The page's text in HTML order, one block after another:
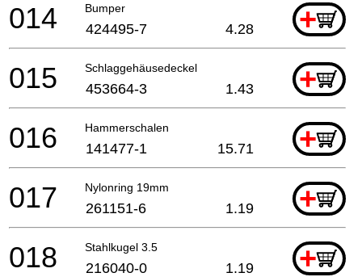
Bumper +
014 424495-7 4.28
Schlaggehäusedeckel +
015 453664-3 1.43
Hammerschalen +
016 141477-1 15.71
Nylonring 19mm +
017 261151-6 1.19
Stahlkugel 3.5 +
018 216040-0 1.19